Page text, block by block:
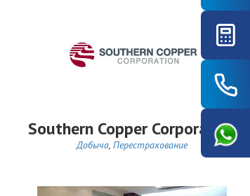
Southern Copper Corporation
Добыча, Перестрахование